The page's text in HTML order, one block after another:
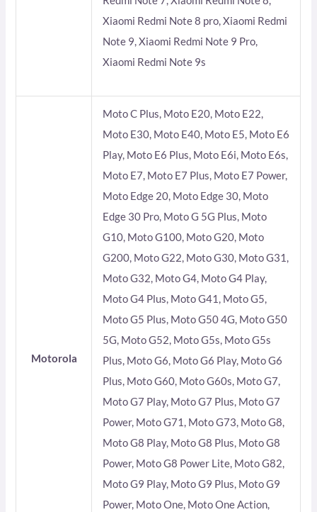
Xiaomi Redmi Note 8 pro, Xiaomi Redmi
Note 9, Xiaomi Redmi Note 9 Pro,
Xiaomi Redmi Note 9s
Motorola
Moto C Plus, Moto E20, Moto E22,
Moto E30, Moto E40, Moto E5, Moto E6
Play, Moto E6 Plus, Moto E6i, Moto E6s,
Moto E7, Moto E7 Plus, Moto E7 Power,
Moto Edge 20, Moto Edge 30, Moto
Edge 30 Pro, Moto G 5G Plus, Moto
G10, Moto G100, Moto G20, Moto
G200, Moto G22, Moto G30, Moto G31,
Moto G32, Moto G4, Moto G4 Play,
Moto G4 Plus, Moto G41, Moto G5,
Moto G5 Plus, Moto G50 4G, Moto G50
5G, Moto G52, Moto G5s, Moto G5s
Plus, Moto G6, Moto G6 Play, Moto G6
Plus, Moto G60, Moto G60s, Moto G7,
Moto G7 Play, Moto G7 Plus, Moto G7
Power, Moto G71, Moto G73, Moto G8,
Moto G8 Play, Moto G8 Plus, Moto G8
Power, Moto G8 Power Lite, Moto G82,
Moto G9 Play, Moto G9 Plus, Moto G9
Power, Moto One, Moto One Action,